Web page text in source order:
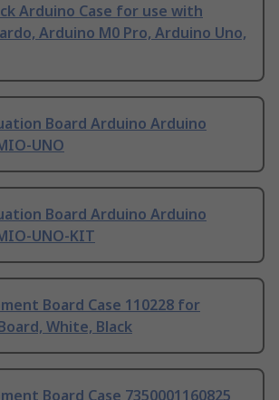
Arduino Case for use with
Arduino M0 Pro, Arduino Uno,
Board Arduino Arduino
UNO
Board Arduino Arduino
UNO-KIT
Board Case 110228 for
White, Black
Board Case 7350001160825